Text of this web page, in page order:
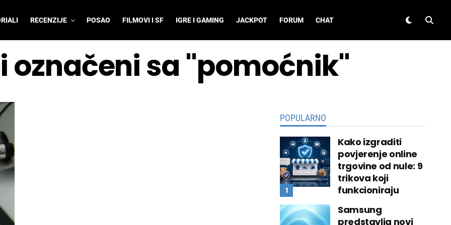
RECENZIJE POSAO FILMOVI I SF IGRE I GAMING JACKPOT FORUM CHAT
označeni sa "pomoćnik"
POPULARNO
Kako izgraditi
povjerenje online
trgovine od nule: 9
trikova koji
funkcioniraju
Samsung
predstavlja novi